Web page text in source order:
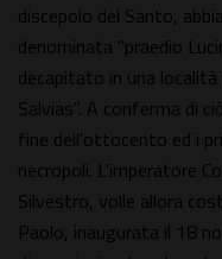
discepolo del Santo,
denominata "praedio
decapitato in una
Salvias". A conferma di
fine dell'ottocento ed i
necropoli. L'imperatore
Silvestro, volle allora
Paolo, inaugurata il 18